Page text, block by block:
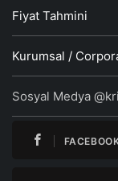
Fiyat Tahmini
Kurumsal /
Sosyal Medya